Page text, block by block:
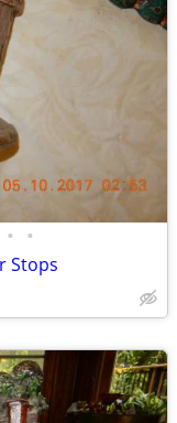
• •
Stops